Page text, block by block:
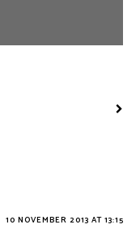
10 NOVEMBER 2013 AT 13:15